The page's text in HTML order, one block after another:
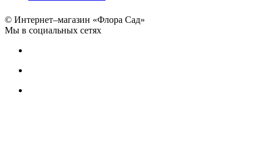
© Интернет–магазин «Флора Сад»
Мы в социальных сетях